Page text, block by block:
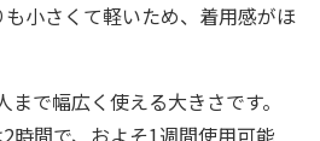
小さくて軽いため、着用感がほ
で幅広く使える大きさです。